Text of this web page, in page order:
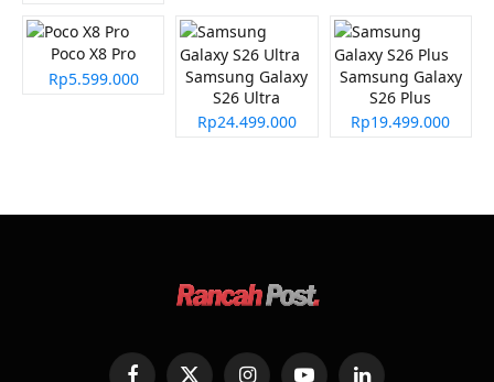
Poco X8 Pro
Rp5.599.000
Samsung Galaxy
S26 Ultra
Rp24.499.000
Samsung Galaxy
S26 Plus
Rp19.499.000